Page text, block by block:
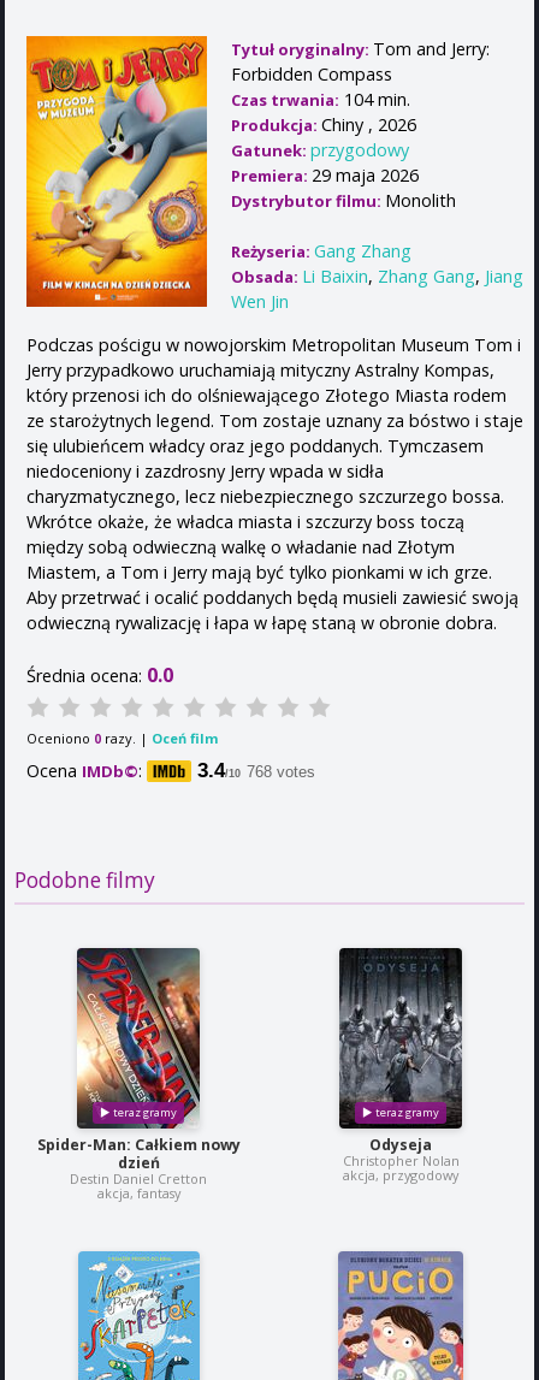
Tytuł oryginalny: Tom and Jerry:
Forbidden Compass
Czas trwania: 104 min.
Produkcja: Chiny , 2026
Gatunek: przygodowy
Premiera: 29 maja 2026
Dystrybutor filmu: Monolith
Reżyseria: Gang Zhang
Obsada: Li Baixin, Zhang Gang, Jiang
Wen Jin
Podczas pościgu w nowojorskim Metropolitan Museum Tom i
Jerry przypadkowo uruchamiają mityczny Astralny Kompas,
który przenosi ich do olśniewającego Złotego Miasta rodem
ze starożytnych legend. Tom zostaje uznany za bóstwo i staje
się ulubieńcem władcy oraz jego poddanych. Tymczasem
niedoceniony i zazdrosny Jerry wpada w sidła
charyzmatycznego, lecz niebezpiecznego szczurzego bossa.
Wkrótce okaże, że władca miasta i szczurzy boss toczą
między sobą odwieczną walkę o władanie nad Złotym
Miastem, a Tom i Jerry mają być tylko pionkami w ich grze.
Aby przetrwać i ocalić poddanych będą musieli zawiesić swoją
odwieczną rywalizację i łapa w łapę staną w obronie dobra.
Średnia ocena: 0.0
Oceniono 0 razy. | Oceń film
Ocena IMDb©: 3.4/10 768 votes
Podobne filmy
Spider-Man: Całkiem nowy
dzień
Destin Daniel Cretton
akcja, fantasy
Odyseja
Christopher Nolan
akcja, przygodowy